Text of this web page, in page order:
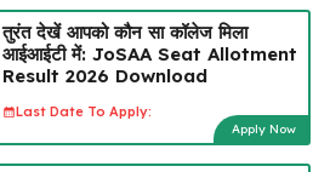
तुरंत देखें आपको कौन सा कॉलेज मिला
आईआईटी में: JoSAA Seat Allotment
Result 2026 Download
Last Date To Apply:
Apply Now